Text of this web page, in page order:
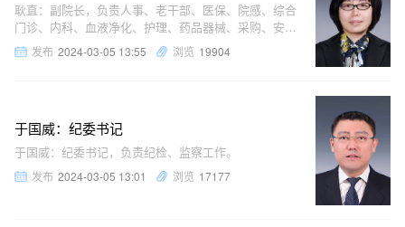
耿直：副院长，负责人事、老干部、医保、院感、综合
门诊、内科、血液净化、护理、药品器械、采购、安全
保卫、后勤保障和爱国卫生工作。
发布 2024-03-05 13:55 浏览 19904
于国威：纪委书记
于国威：纪委书记，负责纪检、监察工作。
发布 2024-03-05 13:01 浏览 17177